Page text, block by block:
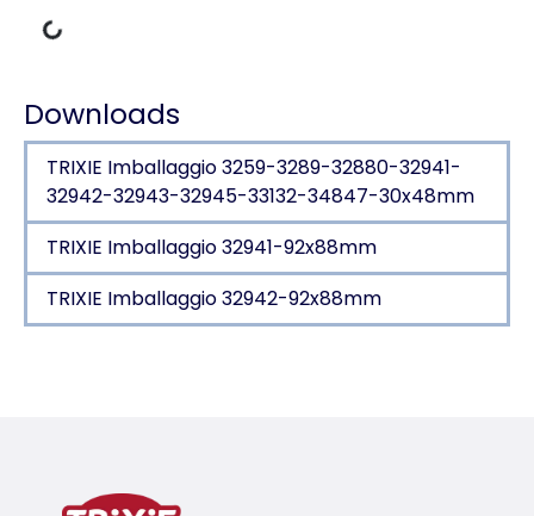
Dati di carico
Downloads
TRIXIE Imballaggio 3259-3289-32880-32941-
32942-32943-32945-33132-34847-30x48mm
TRIXIE Imballaggio 32941-92x88mm
TRIXIE Imballaggio 32942-92x88mm